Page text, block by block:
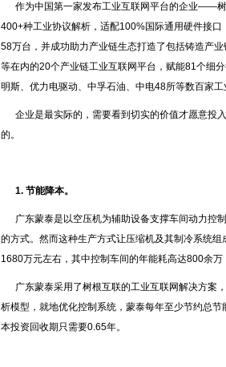
作为中国第一家发布工业互联网平台的企业——
400+种工业协议解析，适配100%国际通用硬件接
58万台，并成功助力产业链生态打造了包括铸造产
等在内的20个产业链工业互联网平台，赋能81个细
明斯、优力电驱动、中孚石油、中电48所等数百家工
企业是最实际的，需要看到切实的价值才愿意投
的。
1. 节能降本。
广东蒙泰是以空压机为辅助设备支撑车间动力控
的方式。然而这种生产方式让压缩机及其制冷系统
1680万元左右，其中控制车间的年能耗高达800余万
广东蒙泰采用了树根互联的工业互联网解决方案
析模型，就地优化控制系统，蒙泰每年至少节约总
本投资回收期只需要0.65年。